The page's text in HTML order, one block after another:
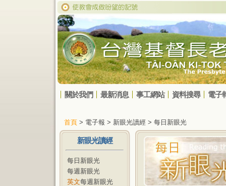
關於我們 最新消息 事工網站 資料搜尋 電子
首頁 > 電子報 > 新眼光讀經 > 每日新眼光
新眼光讀經
每日新眼光
每週新眼光
英文每週新眼光